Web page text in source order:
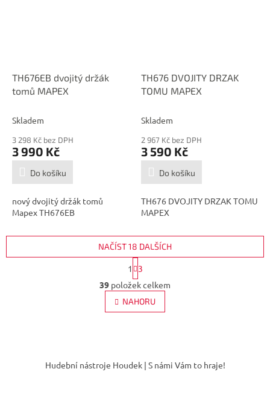
TH676EB dvojitý držák
tomů MAPEX
Skladem
3 298 Kč bez DPH
3 990 Kč
Do košíku
nový dvojitý držák tomů
Mapex TH676EB
TH676 DVOJITY DRZAK
TOMU MAPEX
Skladem
2 967 Kč bez DPH
3 590 Kč
Do košíku
TH676 DVOJITY DRZAK TOMU
MAPEX
O
v
l
á
p
NAČÍST 18 DALŠÍCH
t
r
á
n
k
í
1
3
39 položek celkem
NAHORU
Hudební nástroje Houdek | S námi Vám to hraje!